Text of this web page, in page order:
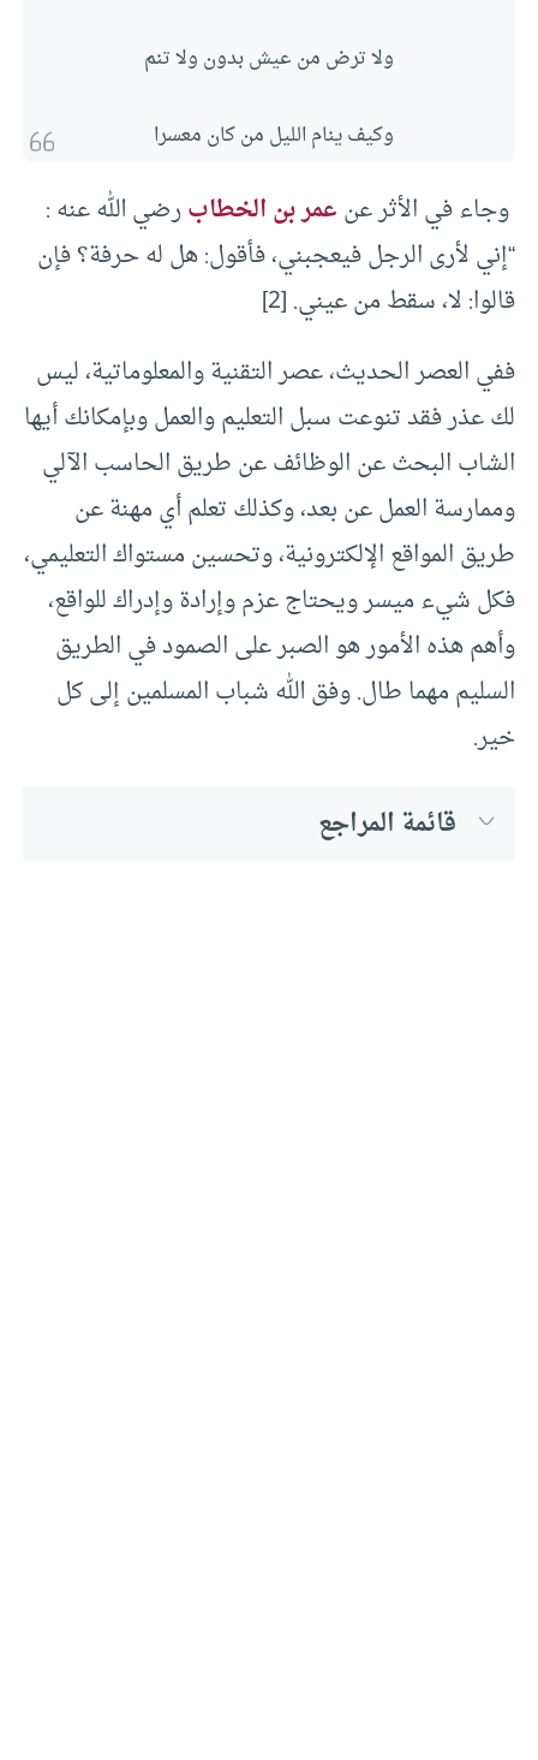
ولا ترض من عيش بدون ولا تنم
وكيف ينام الليل من كان معسرا
وجاء في الأثر عنعمر بن الخطابرضي الله عنه :
“إني لأرى الرجل فيعجبني، فأقول: هل له حرفة؟ فإن
قالوا: لا، سقط من عيني. [2]
ففي العصر الحديث، عصر التقنية والمعلوماتية، ليس
لك عذر فقد تنوعت سبل التعليم والعمل وبإمكانك أيها
الشاب البحث عن الوظائف عن طريق الحاسب الآلي
وممارسة العمل عن بعد، وكذلك تعلم أي مهنة عن
طريق المواقع الإلكترونية، وتحسين مستواك التعليمي،
فكل شيء ميسر ويحتاج عزم وإرادة وإدراك للواقع،
وأهم هذه الأمور هو الصبر على الصمود في الطريق
السليم مهما طال. وفق الله شباب المسلمين إلى كل
خير.
قائمة المراجع